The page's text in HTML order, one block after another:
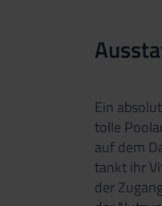
Ein
tolle
auf dem
tankt ihr
der